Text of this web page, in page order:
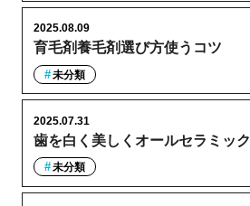
育毛剤養毛剤選び方使うコツ
2025.08.09
未分類
歯を白く美しくオールセラミッ
2025.07.31
未分類